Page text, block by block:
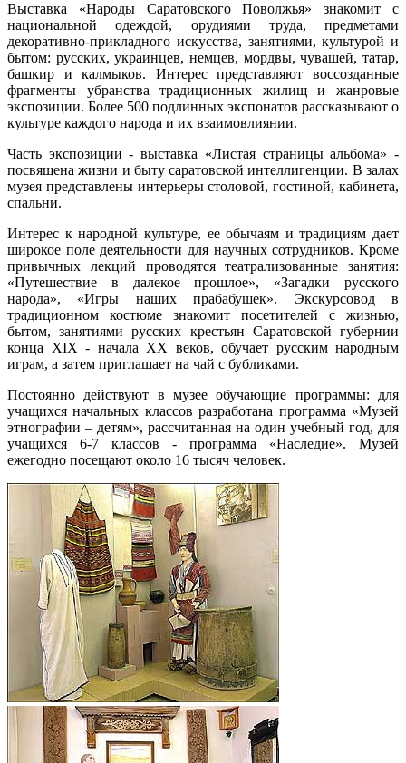
Выставка «Народы Саратовского Поволжья» знакомит с
национальной одеждой, орудиями труда, предметами
декоративно-прикладного искусства, занятиями, культурой и
бытом: русских, украинцев, немцев, мордвы, чувашей, татар,
башкир и калмыков. Интерес представляют воссозданные
фрагменты убранства традиционных жилищ и жанровые
экспозиции. Более 500 подлинных экспонатов рассказывают о
культуре каждого народа и их взаимовлиянии.
Часть экспозиции - выставка «Листая страницы альбома» -
посвящена жизни и быту саратовской интеллигенции. В залах
музея представлены интерьеры столовой, гостиной, кабинета,
спальни.
Интерес к народной культуре, ее обычаям и традициям дает
широкое поле деятельности для научных сотрудников. Кроме
привычных лекций проводятся театрализованные занятия:
«Путешествие в далекое прошлое», «Загадки русского
народа», «Игры наших прабабушек». Экскурсовод в
традиционном костюме знакомит посетителей с жизнью,
бытом, занятиями русских крестьян Саратовской губернии
конца XIX - начала ХХ веков, обучает русским народным
играм, а затем приглашает на чай с бубликами.
Постоянно действуют в музее обучающие программы: для
учащихся начальных классов разработана программа «Музей
этнографии – детям», рассчитанная на один учебный год, для
учащихся 6-7 классов - программа «Наследие». Музей
ежегодно посещают около 16 тысяч человек.